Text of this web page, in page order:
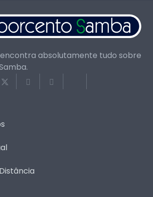
absolutamente tudo sobre